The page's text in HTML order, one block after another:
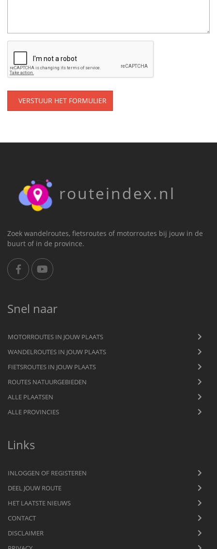
VERSTUUR HET FORMULIER
routeindex.nl
Zoek wandelroutes, fietsroutes of motorroutes bij jouw in de
buurt of in de province.
Snel naar
MOTORROUTES IN JOUW PLAATS
WANDELROUTES IN JOUW PLAATS
FIETSROUTES IN JOUW PLAATS
ROUTES NATUURGEBIEDEN
ALLE PLAATSEN
ALLE PROVINCIES
Links
INLOGGEN OF REGISTEREN
DEEL JOUW ROUTE
HET LAATSTE NIEUWS
CONTACT
DISCLAIMER